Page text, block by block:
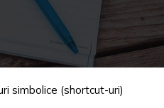
simbolice (shortcut-uri)